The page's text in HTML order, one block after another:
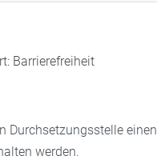
Barrierefreiheit
Durchsetzungsstelle einen
werden.